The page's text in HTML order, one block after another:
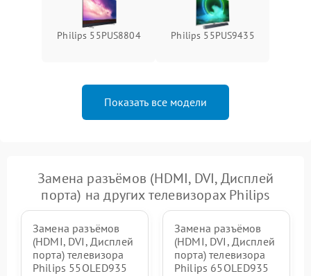
Philips 55PUS8804 Philips 55PUS9435
Показать все модели
Замена разъёмов (HDMI, DVI, Дисплей
порта) на других телевизорах Philips
Замена разъёмов
(HDMI, DVI, Дисплей
порта) телевизора
Philips 55OLED935
Замена разъёмов
(HDMI, DVI, Дисплей
порта) телевизора
Philips 65OLED935